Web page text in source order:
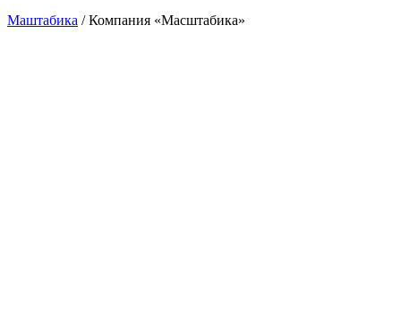
Маштабика /Компания «Масштабика»